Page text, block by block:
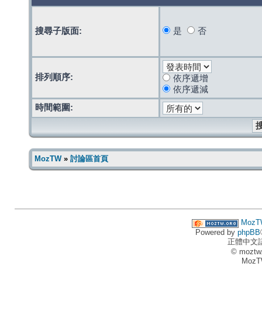
搜尋子版面: 是 否
排列順序:
依序遞增
依序遞減
時間範圍:
MozTW» 討論區首頁
Powered by phpBB
正體中文
©